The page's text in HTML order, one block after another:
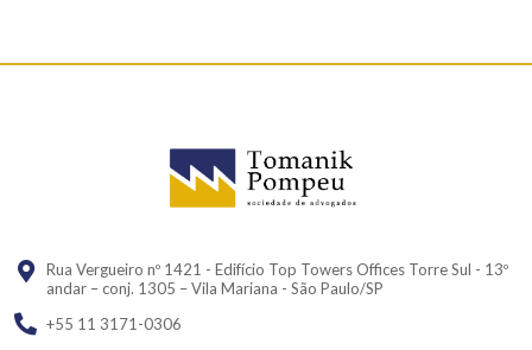
Rua Vergueiro nº 1421 - Edifício Top Towers Offices Torre Sul - 13º
andar – conj. 1305 – Vila Mariana - São Paulo/SP
+55 11 3171-0306